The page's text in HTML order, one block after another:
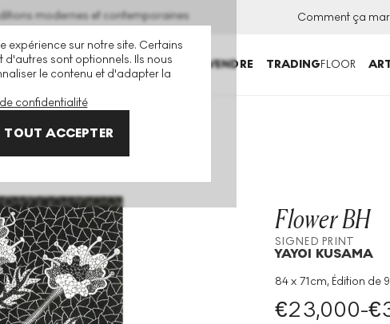
expérience sur notre site. Certains
sont optionnels. Ils nous
le contenu et d'adapter la
confidentialité
TOUT ACCEPTER
modernes et contemporaines Comment ça
ACHETER VENDRE TRADINGFLOOR
Flower BH
SIGNED PRINT
YAYOI KUSAMA
84 x 71cm, Édition de
Technique
Taille De L'édition : 90
€23,000-€